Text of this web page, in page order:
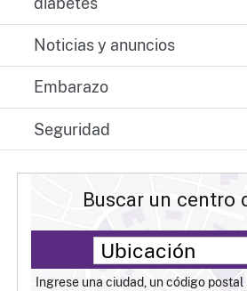
Noticias y anuncios
Embarazo
Seguridad
Buscar un centro
Ingrese una ciudad, un código